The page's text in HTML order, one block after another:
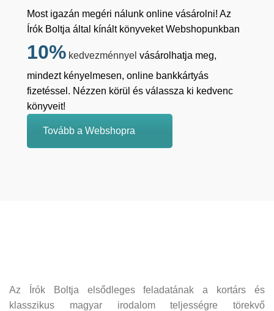
Most igazán megéri nálunk online vásárolni! Az
Írók Boltja által kínált könyveket Webshopunkban
10% kedvezménnyel vásárolhatja meg,
mindezt kényelmesen, online bankkártyás
fizetéssel. Nézzen körül és válassza ki kedvenc
könyveit!
Tovább a Webshopra
Az Írók Boltja elsődleges feladatának a kortárs és
klasszikus magyar irodalom teljességre törekvő